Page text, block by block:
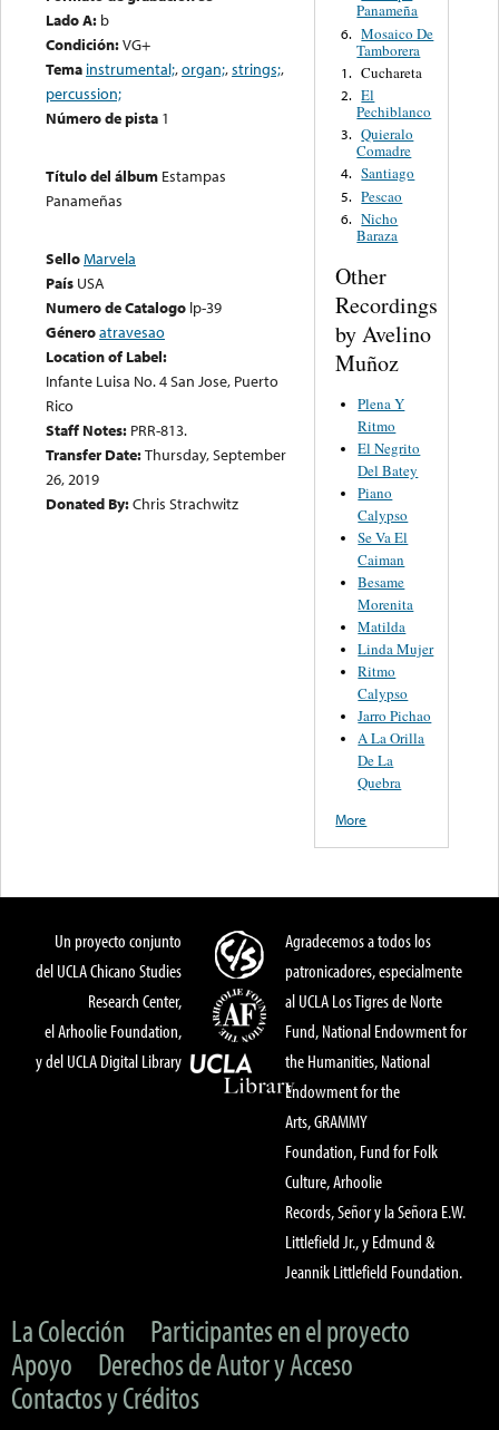
Lado A: b
Condición:VG+
Tema instrumental;,organ;,strings;,
percussion;
Número de pista 1
Título del álbum Estampas
Panameñas
SelloMarvela
País USA
Numero de Catalogo lp-39
Géneroatravesao
Location of Label:
Infante Luisa No. 4 San Jose, Puerto
Rico
Staff Notes: PRR-813.
Transfer Date:Thursday, September
26, 2019
Donated By:Chris Strachwitz
Panameña
6. Mosaico De
Tamborera
1. Cuchareta
2. El
Pechiblanco
3. Quieralo
Comadre
4. Santiago
5. Pescao
6. Nicho
Baraza
Other
Recordings
by Avelino
Muñoz
Plena Y
Ritmo
El Negrito
Del Batey
Piano
Calypso
Se Va El
Caiman
Besame
Morenita
Matilda
Linda Mujer
Ritmo
Calypso
Jarro Pichao
A La Orilla
De La
Quebra
More
Un proyecto conjunto
del UCLA Chicano Studies
Research Center,
el Arhoolie Foundation,
y del UCLA Digital Library
Agradecemos a todos los
patronicadores, especialmente
al UCLA Los Tigres de Norte
Fund, National Endowment for
the Humanities, National
Endowment for the
Arts, GRAMMY
Foundation, Fund for Folk
Culture, Arhoolie
Records, Señor y la Señora E.W.
Littlefield Jr., y Edmund &
Jeannik Littlefield Foundation.
La Colección
Participantes en el proyecto
Apoyo
Derechos de Autor y Acceso
Contactos y Créditos